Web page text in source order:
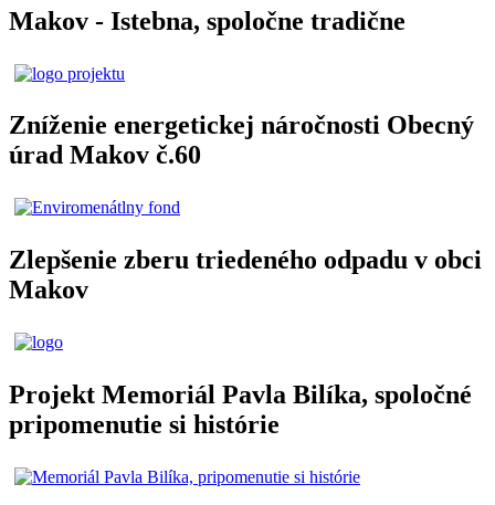
Makov - Istebna, spoločne tradične
Zníženie energetickej náročnosti Obecný
úrad Makov č.60
Zlepšenie zberu triedeného odpadu v obci
Makov
Projekt Memoriál Pavla Bilíka, spoločné
pripomenutie si histórie